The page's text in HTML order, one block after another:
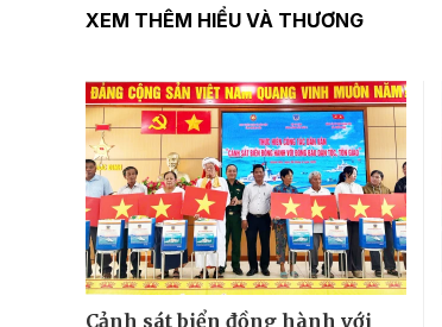
XEM THÊM HIỂU VÀ THƯƠNG
Cảnh sát biển đồng hành với